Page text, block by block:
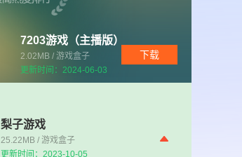
7203游戏（主播版）
2.02MB / 游戏盒子
更新时间：2024-06-03
下载
梨子游戏
25.22MB / 游戏盒子
更新时间：2023-10-05